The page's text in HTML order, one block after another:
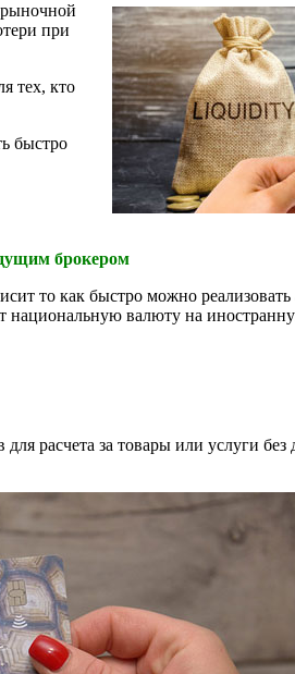
рыночной
при
тех, кто
быстро
брокером
то как быстро можно
национальную валюту на
расчета за товары или услуги